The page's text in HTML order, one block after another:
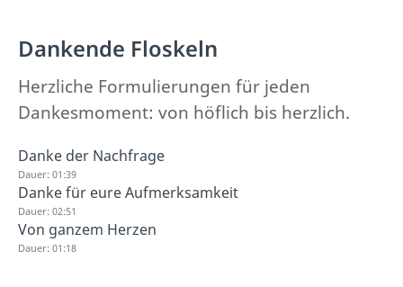
Dankende Floskeln
Herzliche Formulierungen für jeden
Dankesmoment: von höflich bis herzlich.
Danke der Nachfrage
Dauer: 01:39
Danke für eure Aufmerksamkeit
Dauer: 02:51
Von ganzem Herzen
Dauer: 01:18